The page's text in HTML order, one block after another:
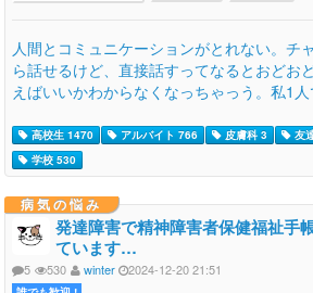
人間とコミュニケーションがとれない。チ
ら話せるけど、直接話すってなるとおどお
えばいいかわからなくなっちゃっう。私1
高校生 1470 アルバイト 766 皮膚科 3 友
学校 530
病気の悩み
発達障害で精神障害者保健福祉手
ています…
5 530 winter 2024-12-20 21:51